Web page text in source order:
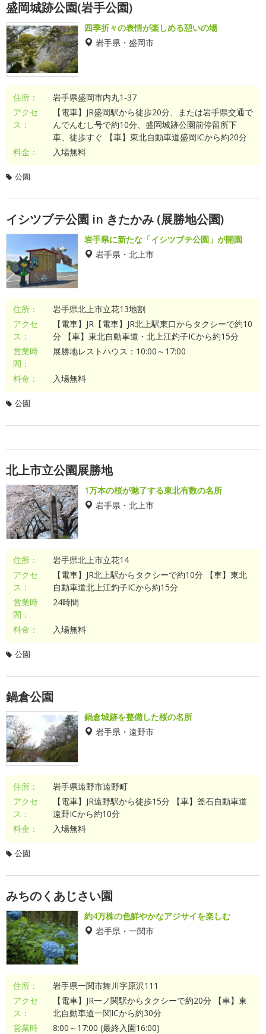
盛岡城跡公園(岩手公園)
四季折々の表情が楽しめる憩いの場
岩手県・盛岡市
住所：
岩手県盛岡市内丸1-37
アクセ
ス：
【電車】JR盛岡駅から徒歩20分、または岩手県交通で
んでんむし号で約10分、盛岡城跡公園前停留所下
車、徒歩すぐ 【車】東北自動車道盛岡ICから約20分
料金：
入場無料
公園
イシツブテ公園 in きたかみ (展勝地公園)
岩手県に新たな「イシツブテ公園」が開園
岩手県・北上市
住所：
岩手県北上市立花13地割
アクセ
ス：
【電車】JR【電車】JR北上駅東口からタクシーで約10
分 【車】東北自動車道・北上江釣子ICから約15分
営業時
間：
展勝地レストハウス：10:00～17:00
料金： 入場無料
公園
北上市立公園展勝地
1万本の桜が魅了する東北有数の名所
岩手県・北上市
住所：
岩手県北上市立花14
アクセ
ス：
【電車】JR北上駅からタクシーで約10分 【車】東北
自動車道北上江釣子ICから約15分
営業時
間：
24時間
料金： 入場無料
公園
鍋倉公園
鍋倉城跡を整備した桜の名所
岩手県・遠野市
住所：
岩手県遠野市遠野町
アクセ
ス：
【電車】JR遠野駅から徒歩15分 【車】釜石自動車道
遠野ICから約10分
料金：
入場無料
公園
みちのくあじさい園
約4万株の色鮮やかなアジサイを楽しむ
岩手県・一関市
住所：
岩手県一関市舞川字原沢111
アクセ
ス：
【電車】JR一ノ関駅からタクシーで約20分 【車】東
北自動車道一関ICから約30分
営業時
8:00～17:00 (最終入園16:00)